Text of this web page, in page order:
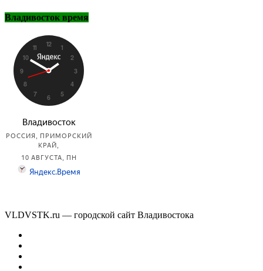
Владивосток время
VLDVSTK.ru — городской сайт Владивостока